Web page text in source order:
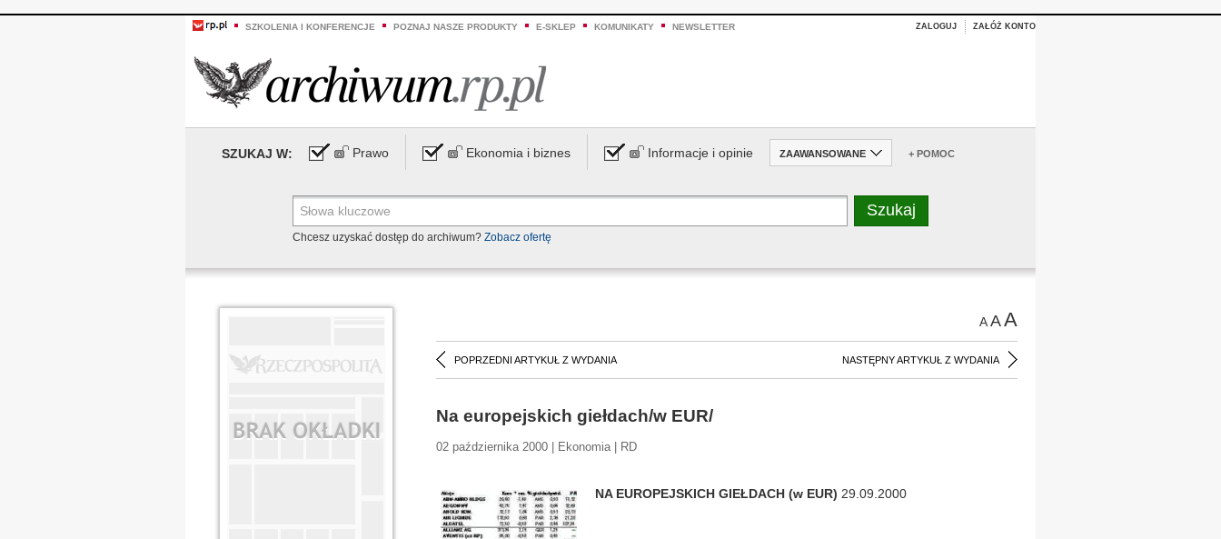
SZKOLENIA I KONFERENCJE POZNAJ NASZE PRODUKTY E-SKLEP KOMUNIKATY NEWSLETTER ZALOGUJ ZAŁÓŻ KONTO
SZUKAJ W: Prawo Ekonomia i biznes Informacje i opinie ZAAWANSOWANE + POMOC
Chcesz uzyskać dostęp do archiwum? Zobacz ofertę
AAA
POPRZEDNI ARTYKUŁ Z WYDANIA NASTĘPNY ARTYKUŁ Z WYDANIA
Na europejskich giełdach/w EUR/
02 października 2000 | Ekonomia | RD
NA EUROPEJSKICH GIEŁDACH (w EUR) 29.09.2000